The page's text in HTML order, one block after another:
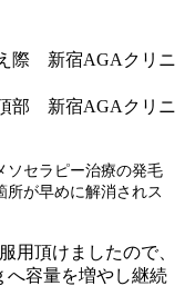
ソセラピー治療の発毛
所が早めに解消されス
用頂けましたので、
へ容量を増やし継続